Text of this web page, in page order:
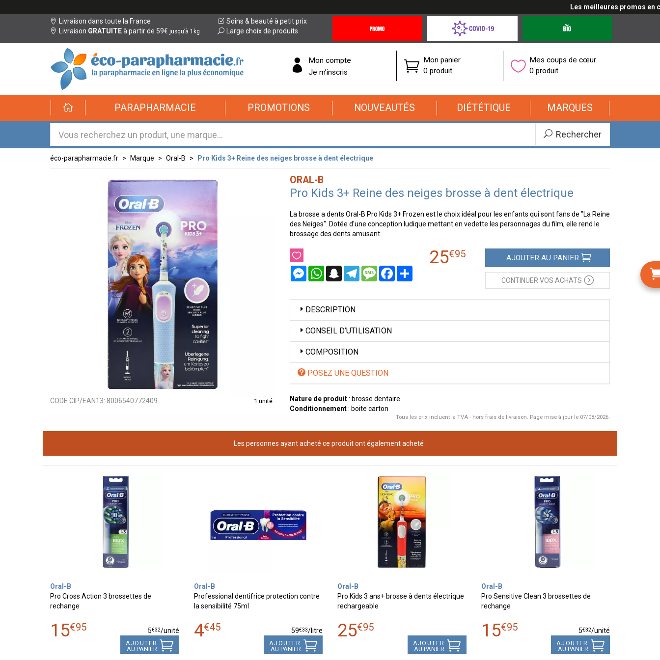
Les meilleures promos en
Livraison dans toute la France
Livraison GRATUITEà partir de 59€ jusqu’à 1kg
Soins & beauté à petit prix
Large choix de produits
Offres
Coronavirus
éco-
parapharmacie.fr
éco-
parapharmacie.fr
Mon compte
Je m’inscris
Mon panier
0 produit
Mes coups de cœur
0 produit
PARAPHARMACIE PROMOTIONS NOUVEAUTÉS DIÉTÉTIQUE MARQUES
Rechercher
éco-parapharmacie.fr Marque Oral-B Pro Kids 3+ Reine des neiges brosse à dent électrique
CODE CIP/EAN13: 8006540772409 1 unité
ORAL-B
Pro Kids 3+ Reine des neiges brosse à dent électrique
La brosse a dents Oral-B Pro Kids 3+ Frozen est le choix idéal pour les enfants qui sont fans de "La Reine
des Neiges". Dotée d'une conception ludique mettant en vedette les personnages du film, elle rend le
brossage des dents amusant.
MessengerWhatsAppSnapchatTelegramMessageFacebookPartager
25€95 AJOUTER AU PANIER
CONTINUER VOS ACHATS
DESCRIPTION
CONSEIL D’UTILISATION
COMPOSITION
POSEZ UNE QUESTION
Nature de produit: brosse dentaire
Conditionnement: boite carton
Tous les prix incluent la TVA - hors frais de livraison. Page mise à jour le 07/08/2026.
Les personnes ayant acheté ce produit ont également acheté :
Oral-B
Pro Cross Action 3 brossettes de
rechange
15€95 5€32/unité
AJOUTER
AU PANIER
Oral-B
Professional dentifrice protection contre
la sensibilité 75ml
4€45 59€33/litre
AJOUTER
AU PANIER
Oral-B
Pro Kids 3 ans+ brosse à dents électrique
rechargeable
25€95
AJOUTER
AU PANIER
Oral-B
Pro Sensitive Clean 3 brossettes de
rechange
15€95 5€32/unité
AJOUTER
AU PANIER